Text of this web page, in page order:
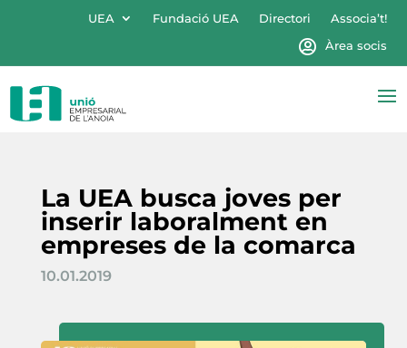
UEA Fundació UEA Directori
Associa’t!
Àrea socis
La UEA busca joves per
inserir laboralment en
empreses de la comarca
10.01.2019